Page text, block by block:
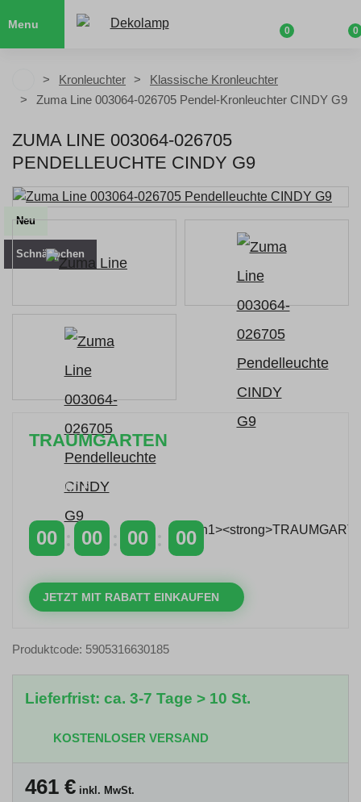
Menu
0 0
Kronleuchter
Klassische Kronleuchter
Zuma Line 003064-026705 Pendel-Kronleuchter CINDY G9
ZUMA LINE 003064-026705
PENDELLEUCHTE CINDY G9
Neu
Schnäppchen
TRAUMGARTEN
über 400 €
00 00 00 00
JETZT MIT RABATT EINKAUFEN
Produktcode: 5905316630185
Lieferfrist: ca. 3-7 Tage > 10 St.
KOSTENLOSER VERSAND
461 € inkl. MwSt.